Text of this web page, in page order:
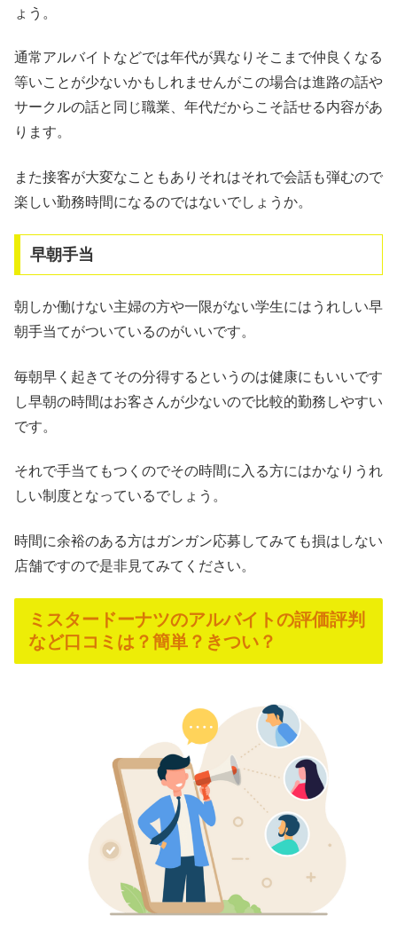
ょう。
通常アルバイトなどでは年代が異なりそこまで仲良くなる
等いことが少ないかもしれませんがこの場合は進路の話や
サークルの話と同じ職業、年代だからこそ話せる内容があ
ります。
また接客が大変なこともありそれはそれで会話も弾むので
楽しい勤務時間になるのではないでしょうか。
早朝手当
朝しか働けない主婦の方や一限がない学生にはうれしい早
朝手当てがついているのがいいです。
毎朝早く起きてその分得するというのは健康にもいいです
し早朝の時間はお客さんが少ないので比較的勤務しやすい
です。
それで手当てもつくのでその時間に入る方にはかなりうれ
しい制度となっているでしょう。
時間に余裕のある方はガンガン応募してみても損はしない
店舗ですので是非見てみてください。
ミスタードーナツのアルバイトの評価評判
など口コミは？簡単？きつい？